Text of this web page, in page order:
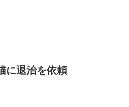
に退治を依頼